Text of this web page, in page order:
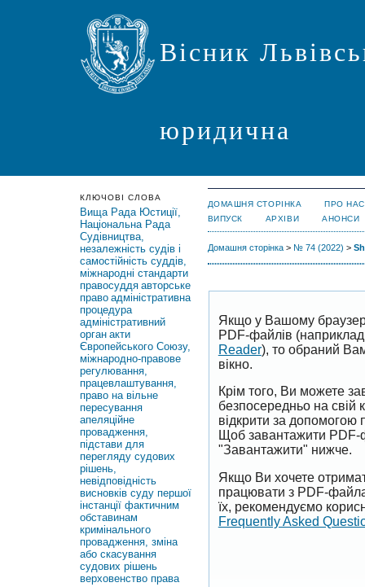
Вісник
юридична
КЛЮЧОВІ СЛОВА
Вища Рада Юстиції,
Національна Рада
Судівництва,
незалежність судів і
самостійність суддів,
міжнародні стандарти
правосуддя авторське
право адміністративна
процедура
адміністративний
орган акти
Європейського Союзу,
міжнародно-правове
регулювання,
працевлаштування,
право на вільне
пересування
апеляційне
провадження,
підстави для
перегляду судових
рішень,
невідповідність
висновків суду першої
інстанції фактичним
обставинам
кримінального
провадження, зміна
або скасування
судових рішень
верховенство права
ДОМАШНЯ СТОРІНКА
ПРО НАС
ВИПУСК
АРХІВИ АНОНСИ
Домашня сторінка> № 74 (2022) >
Якщо у Вашому
PDF-файлів
Reader), то обраний
вікно.
Крім того, Ви можете
безпосередньо на
відкрити за
Щоб завантажити PDF-
"Завантажити" нижче.
Якщо Ви хочете
працювати з PDF-
їх, рекомендуємо
Frequently Asked